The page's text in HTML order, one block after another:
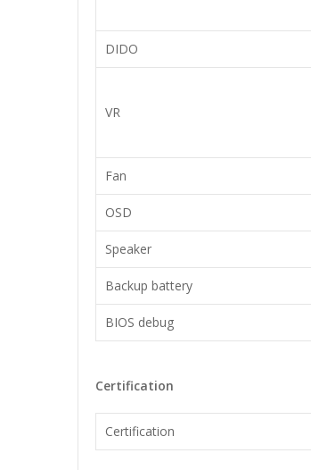
DIDO
VR
Fan
OSD
Speaker
Backup battery
BIOS debug
Certification
Certification